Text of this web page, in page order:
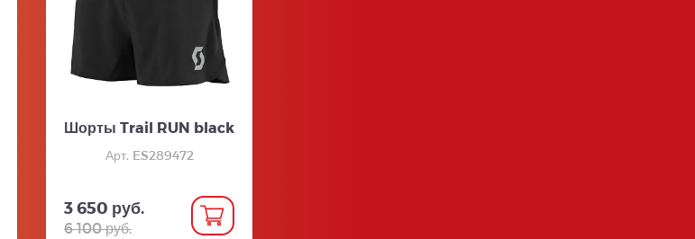
Шорты Trail RUN black
Арт. ES289472
3 650 руб.
6 100 руб.